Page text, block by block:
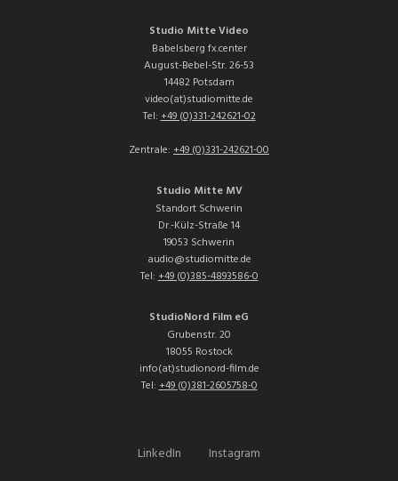
Studio Mitte Video
Babelsberg fx.center
August-Bebel-Str. 26-53
14482 Potsdam
video(at)studiomitte.de
Tel:+49 (0)331-242621-02
Zentrale: +49 (0)331-242621-00
Studio Mitte MV
Standort Schwerin
Dr.-Külz-Straße 14
19053 Schwerin
audio@studiomitte.de
Tel:+49 (0)385-4893586-0
StudioNord Film eG
Grubenstr. 20
18055 Rostock
info(at)studionord-film.de
Tel:+49 (0)381-2605758-0
LinkedIn Instagram